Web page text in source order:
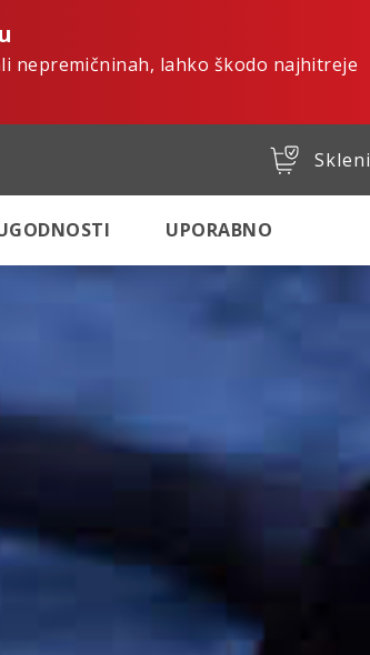
nepremičninah, lahko škodo najhitreje
Skleni
UPORABNO